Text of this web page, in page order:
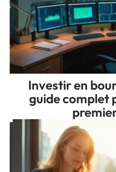
Investir en
guide complet